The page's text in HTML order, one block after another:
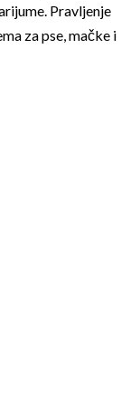
Pravljenje
za pse, mačke i